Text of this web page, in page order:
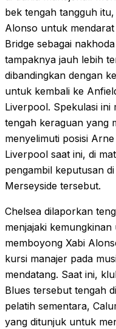
bek tengah tangguh
Alonso untuk
Bridge sebagai
tampaknya jauh lebih
dibandingkan dengan
untuk kembali ke
Liverpool. Spekulasi ini
tengah keraguan yang
menyelimuti posisi
Liverpool saat ini, di
pengambil keputusan
Merseyside tersebut.
Chelsea dilaporkan
menjajaki kemungkinan
memboyong Xabi
kursi manajer pada
mendatang. Saat ini,
Blues tersebut tengah
pelatih sementara,
yang ditunjuk untuk